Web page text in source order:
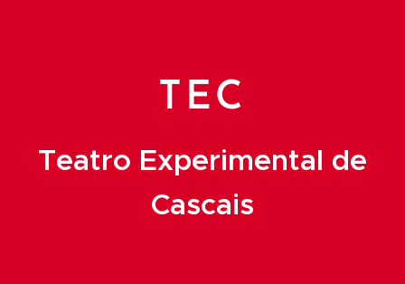
TEC
Teatro Experimental de
Cascais